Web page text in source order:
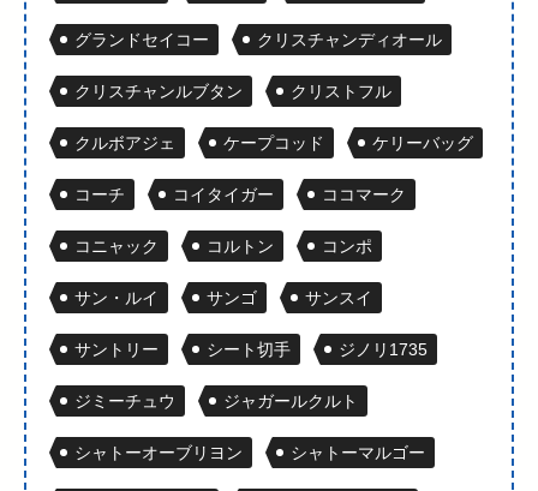
グランドセイコー クリスチャンディオール
クリスチャンルブタン クリストフル
クルボアジェ ケープコッド ケリーバッグ
コーチ コイタイガー ココマーク
コニャック コルトン コンポ
サン・ルイ サンゴ サンスイ
サントリー シート切手 ジノリ1735
ジミーチュウ ジャガールクルト
シャトーオーブリヨン シャトーマルゴー